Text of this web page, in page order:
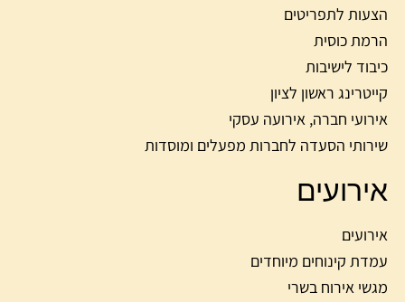
הצעות לתפריטים
הרמת כוסית
כיבוד לישיבות
קייטרינג ראשון לציון
אירועי חברה, אירועה עסקי
שירותי הסעדה לחברות מפעלים ומוסדות
אירועים
אירועים
עמדת קינוחים מיוחדים
מגשי אירוח בשרי